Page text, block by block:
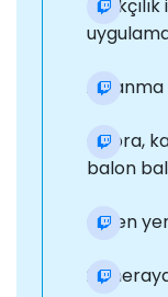
Avlanma
Çupra,
balon
Öğlen
2.